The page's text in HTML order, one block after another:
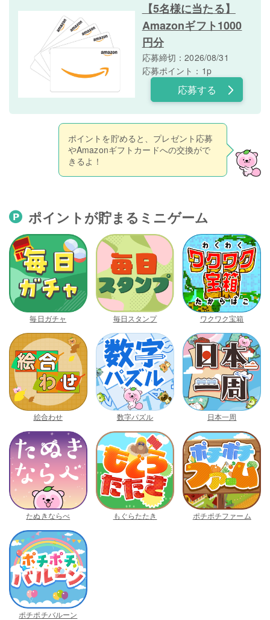
【5名様に当たる】
Amazonギフト1000
円分
応募締切：2026/08/31
応募ポイント：1p
応募する
ポイントを貯めると、プレゼント応募
やAmazonギフトカードへの交換がで
きるよ！
ポイントが貯まるミニゲーム
毎日ガチャ 毎日スタンプ ワクワク宝箱
絵合わせ 数字パズル 日本一周
たぬきならべ もぐらたたき ポチポチファーム
ポチポチバルーン